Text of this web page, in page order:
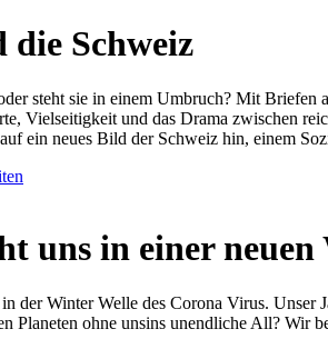
Schweiz
steht sie in einem Umbruch? Mit Briefen
Vielseitigkeit und das Drama zwischen
ein neues Bild der Schweiz hin, einem
uns in einer neuen
der Winter Welle des Corona Virus.
Planeten ohne unsins unendliche All? Wir